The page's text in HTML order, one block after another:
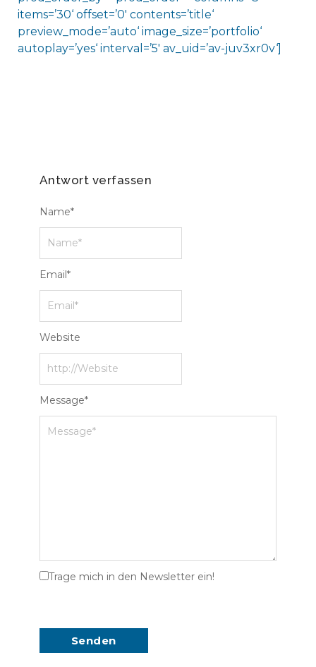
items=’30‘ offset=’0′ contents=’title‘
preview_mode=’auto‘ image_size=’portfolio‘
autoplay=’yes‘ interval=’5′ av_uid=’av-juv3xr0v‘]
Antwort verfassen
Message*
Name*
Email *
Website
Trage mich in den Newsletter ein!